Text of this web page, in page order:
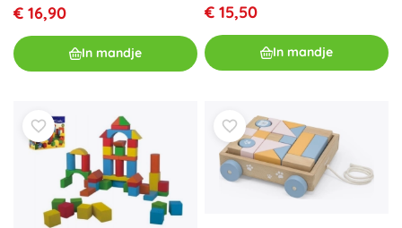
€ 16,90
In mandje
€ 15,50
In mandje